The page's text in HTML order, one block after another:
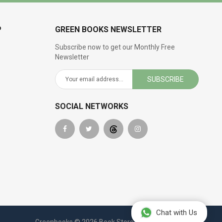
Chat with Us
GREEN BOOKS NEWSLETTER
Subscribe now to get our Monthly Free
Newsletter
SUBSCRIBE
SOCIAL NETWORKS